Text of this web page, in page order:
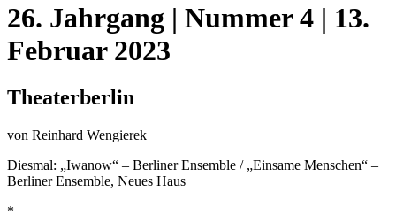
26. Jahrgang | Nummer 4 | 13.
Februar 2023
Theaterberlin
von Reinhard Wengierek
Diesmal: „Iwanow“ – Berliner Ensemble / „Einsame Menschen“ –
Berliner Ensemble, Neues Haus
*